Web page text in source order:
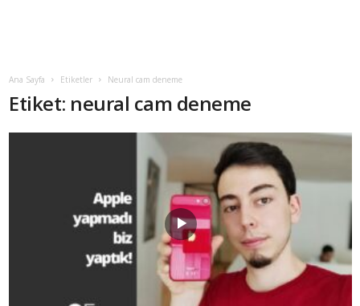
Ana Sayfa Etiketler Neural cam deneme
Etiket: neural cam deneme